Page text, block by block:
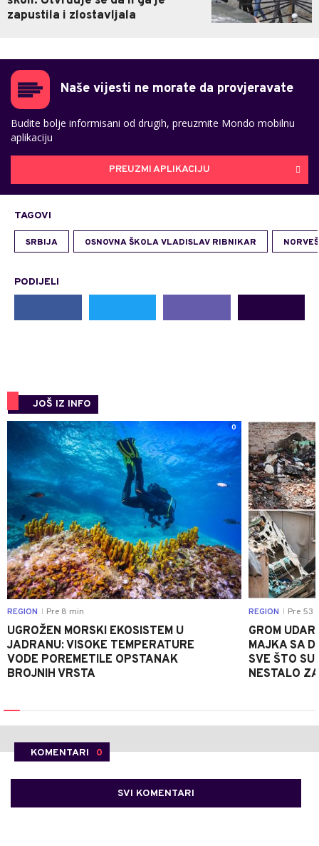
zapustila i zlostavljala
Naše vijesti ne morate da provjeravate
Budite bolje informisani od drugih, preuzmite Mondo mobilnu
aplikaciju
PREUZMI APLIKACIJU
TAGOVI
SRBIJA OSNOVNA ŠKOLA VLADISLAV RIBNIKAR
PODIJELI
JOŠ IZ INFO
0
REGION Pre 8 min
UGROŽEN MORSKI EKOSISTEM U
JADRANU: VISOKE TEMPERATURE
VODE POREMETILE OPSTANAK
BROJNIH VRSTA
REGION Pre 53
GROM
MAJKA SA
SVE ŠTO SU
NESTALO
KOMENTARI 0
SVI KOMENTARI